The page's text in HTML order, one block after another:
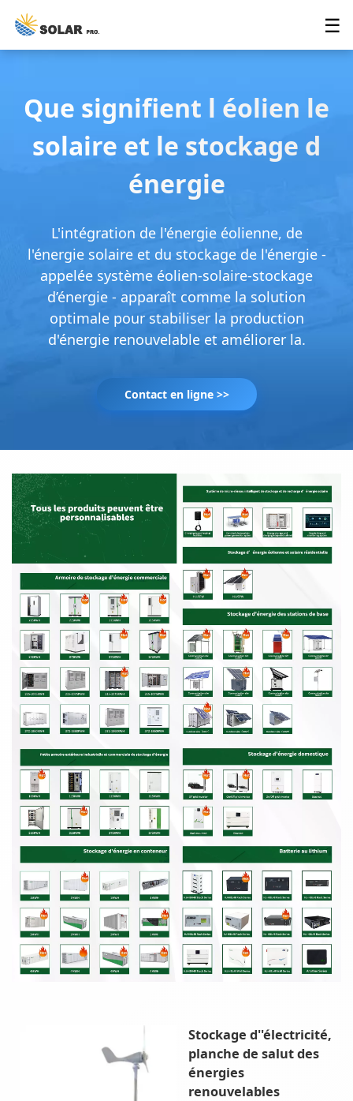
☰
Que signifient l éolien le
solaire et le stockage d
énergie
L'intégration de l'énergie éolienne, de
l'énergie solaire et du stockage de l'énergie -
appelée système éolien-solaire-stockage
d’énergie - apparaît comme la solution
optimale pour stabiliser la production
d'énergie renouvelable et améliorer la.
Contact en ligne >>
Stockage d''électricité,
planche de salut des
énergies
renouvelables